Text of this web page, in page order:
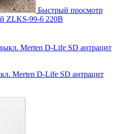
Быстрый просмотр
ZLKS-99-6 220В
Merten D-Life SD антрацит